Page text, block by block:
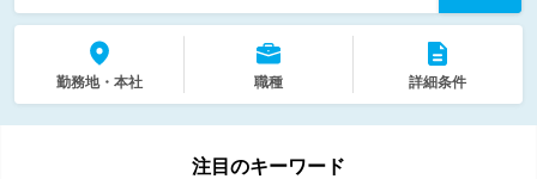
勤務地・本社 職種 詳細条件
注目のキーワード